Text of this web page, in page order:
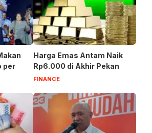
per
Harga Emas Antam Naik
Rp6.000 di Akhir Pekan
FINANCE